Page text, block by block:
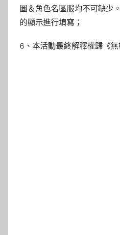
圖＆角色名區服均不可缺少
的顯示進行填寫；
6、本活動最終解釋權歸《無